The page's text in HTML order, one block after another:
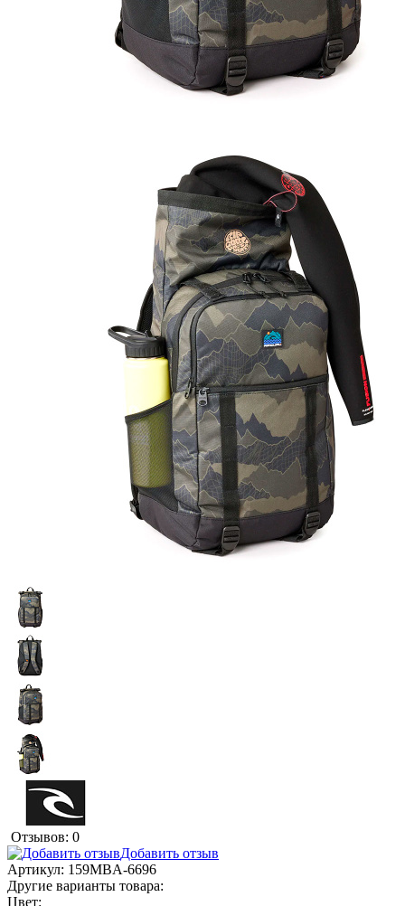
Отзывов: 0
Добавить отзыв
Артикул: 159MBA-6696
Другие варианты товара:
Цвет: